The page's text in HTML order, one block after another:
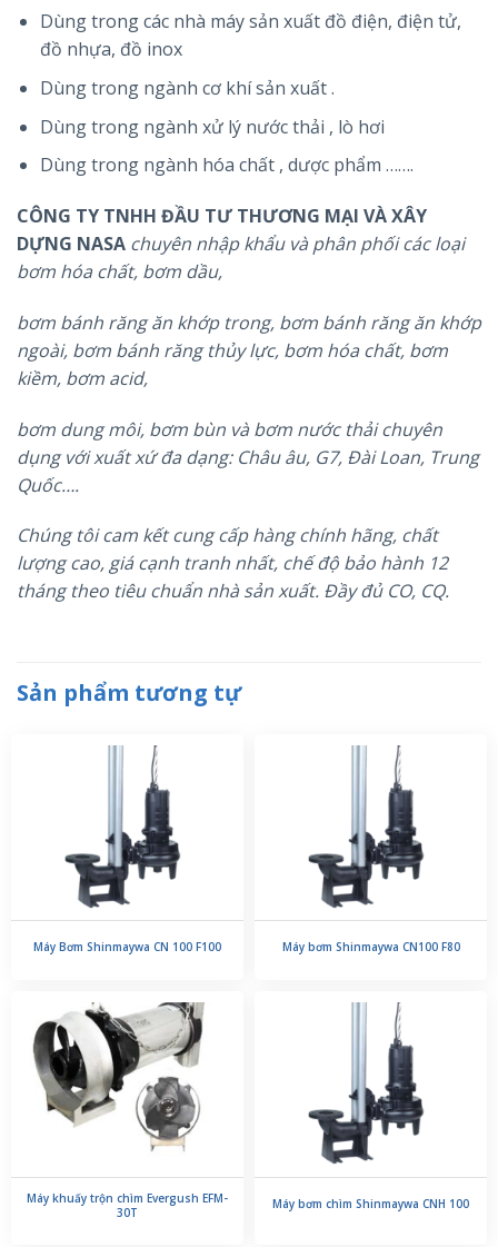
Dùng trong các nhà máy sản xuất đồ điện, điện tử,
đồ nhựa, đồ inox
Dùng trong ngành cơ khí sản xuất .
Dùng trong ngành xử lý nước thải , lò hơi
Dùng trong ngành hóa chất , dược phẩm …….
CÔNG TY TNHH ĐẦU TƯ THƯƠNG MẠI VÀ XÂY
DỰNG NASA chuyên nhập khẩu và phân phối các loại
bơm hóa chất, bơm dầu,
bơm bánh răng ăn khớp trong, bơm bánh răng ăn khớp
ngoài, bơm bánh răng thủy lực, bơm hóa chất, bơm
kiềm, bơm acid,
bơm dung môi, bơm bùn và bơm nước thải chuyên
dụng với xuất xứ đa dạng: Châu âu, G7, Đài Loan, Trung
Quốc….
Chúng tôi cam kết cung cấp hàng chính hãng, chất
lượng cao, giá cạnh tranh nhất, chế độ bảo hành 12
tháng theo tiêu chuẩn nhà sản xuất. Đầy đủ CO, CQ.
Sản phẩm tương tự
Máy Bơm Shinmaywa CN 100 F100 Máy bơm Shinmaywa CN100 F80
Máy khuấy trộn chìm Evergush EFM-
30T
Máy bơm chìm Shinmaywa CNH 100